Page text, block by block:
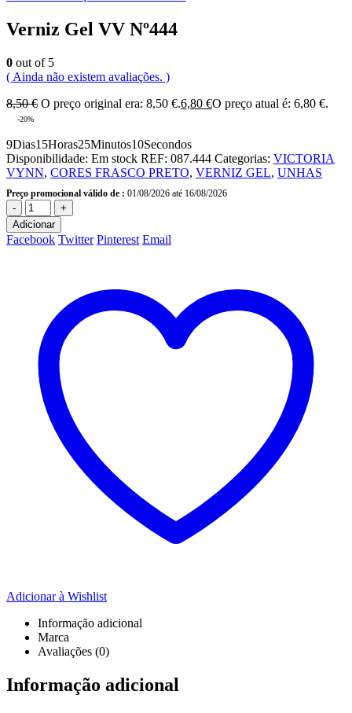
Verniz Gel VV Nº444
0 out of 5
( Ainda não existem avaliações. )
8,50€ O preço original era: 8,50 €.6,80 €O preço atual é: 6,80 €.
-20%
9Dias15Horas25Minutos10Secondos
Disponibilidade: Em stock REF: 087.444 Categorias: VICTORIA
VYNN, CORES FRASCO PRETO, VERNIZ GEL, UNHAS
Preço promocional válido de : 01/08/2026 até 16/08/2026
-
+
Adicionar
Facebook Twitter Pinterest Email
Adicionar à Wishlist
Informação adicional
Marca
Avaliações (0)
Informação adicional